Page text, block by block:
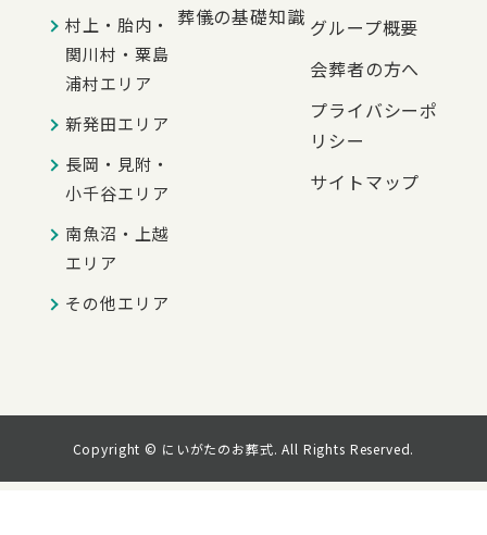
村上・胎内・
関川村・粟島
浦村エリア
新発田エリア
長岡・見附・
小千谷エリア
南魚沼・上越
エリア
その他エリア
葬儀の基礎知識 グループ概要
会葬者の方へ
プライバシーポ
リシー
サイトマップ
Copyright © にいがたのお葬式. All Rights Reserved.